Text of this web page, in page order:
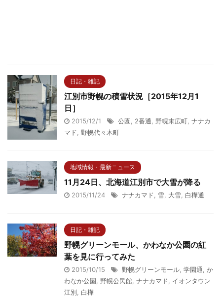
日記・雑記
江別市野幌の積雪状況［2015年12月1
日］
2015/12/1 公園, 2番通, 野幌末広町, ナナカ
マド, 野幌代々木町
地域情報・最新ニュース
11月24日、北海道江別市で大雪が降る
2015/11/24 ナナカマド, 雪, 大雪, 白樺通
日記・雑記
野幌グリーンモール、かわなか公園の紅
葉を見に行ってみた
2015/10/15 野幌グリーンモール, 学園通, か
わなか公園, 野幌公民館, ナナカマド, イオンタウン
江別, 白樺